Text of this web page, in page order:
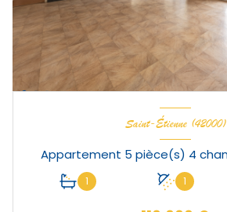
Saint-Étienne (42000)
1 1